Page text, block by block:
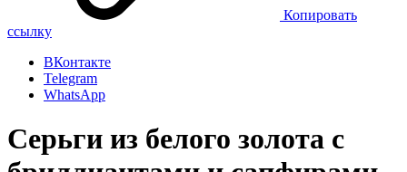
Копировать
ссылку
ВКонтакте
Telegram
WhatsApp
Серьги из белого золота с